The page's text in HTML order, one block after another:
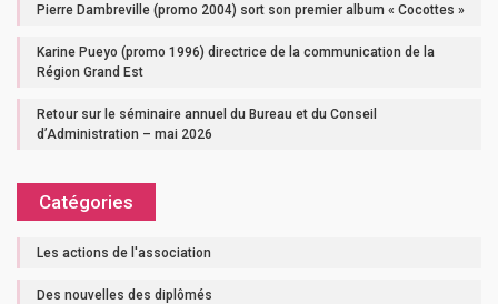
Pierre Dambreville (promo 2004) sort son premier album « Cocottes »
Karine Pueyo (promo 1996) directrice de la communication de la
Région Grand Est
Retour sur le séminaire annuel du Bureau et du Conseil
d’Administration – mai 2026
Catégories
Les actions de l'association
Des nouvelles des diplômés